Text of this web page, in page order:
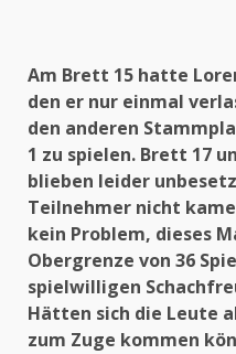
Am Brett 15 hatte
den er nur einmal
den anderen
1 zu spielen. Brett 17
blieben leider
Teilnehmer nicht
kein Problem, dieses
Obergrenze von 36
spielwilligen
Hätten sich die Leute
zum Zuge kommen